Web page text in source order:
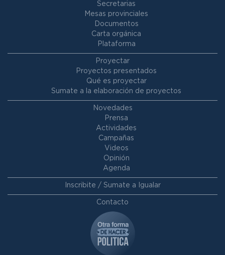
Secretarias
Mesas provinciales
Documentos
Carta orgánica
Plataforma
Proyectar
Proyectos presentados
Qué es proyectar
Sumate a la elaboración de proyectos
Novedades
Prensa
Actividades
Campañas
Videos
Opinión
Agenda
Inscribite / Sumate a Igualar
Contacto